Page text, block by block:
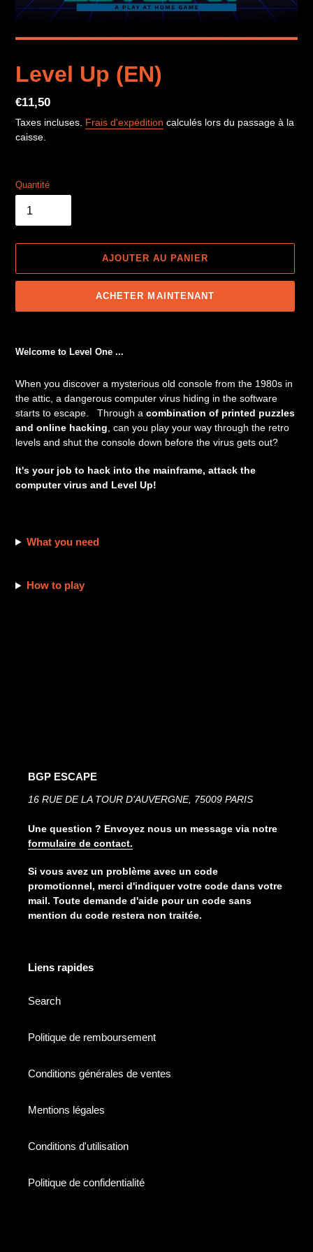
Level Up (EN)
Prix
normal
€11,50
Taxes incluses. Frais d'expédition calculés lors du passage à la
caisse.
Quantité
AJOUTER AU PANIER
ACHETER MAINTENANT
d'un
votre
panier
Welcome to Level One ...
When you discover a mysterious old console from the 1980s in
the attic, a dangerous computer virus hiding in the software
starts to escape. Through a combination of printed puzzles
and online hacking , can you play your way through the retro
levels and shut the console down before the virus gets out?
It's your job to hack into the mainframe, attack the
computer virus and Level Up!
What you need
How to play
BGP ESCAPE
16 RUE DE LA TOUR D'AUVERGNE, 75009 PARIS
Une question ? Envoyez nous un message via notre
formulaire de contact.
Si vous avez un problème avec un code
promotionnel, merci d'indiquer votre code dans votre
mail. Toute demande d'aide pour un code sans
mention du code restera non traitée.
Liens rapides
Search
Politique de remboursement
Conditions générales de ventes
Mentions légales
Conditions d'utilisation
Politique de confidentialité